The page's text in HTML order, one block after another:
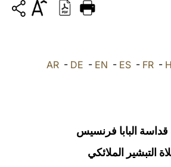
DEUTSCH
العربيّةAR- DE - EN - ES- FR-
قداسة البابا فرنسيس
التبشير الملائكي